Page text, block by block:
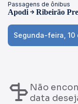
Passagens de ônibus
Apodi Ribeirão
Segunda-feira, 10
Não
data